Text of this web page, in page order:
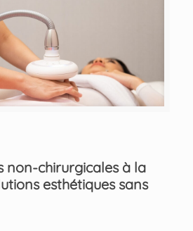
non-chirurgicales à la
esthétiques sans